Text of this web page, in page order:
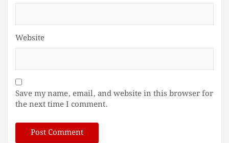
Website
Save my name, email, and website in this browser for
the next time I comment.